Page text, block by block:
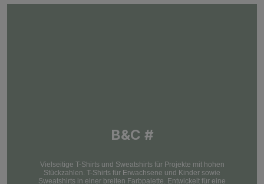
B&C #
Vielseitige T-Shirts und Sweatshirts für Projekte mit hohen
Stückzahlen. T-Shirts für Erwachsene und Kinder sowie
Sweatshirts in einer breiten Farbpalette. Entwickelt für eine